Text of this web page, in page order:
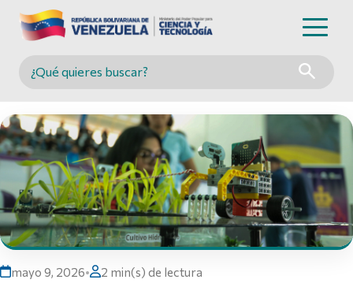
Buscar en MINCYT
mayo 9, 2026• 2 min(s) de lectura